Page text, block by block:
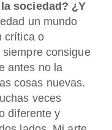
sociedad? ¿Y
un mundo
crítica o
consigue
antes no la
cosas nuevas.
veces
diferente y